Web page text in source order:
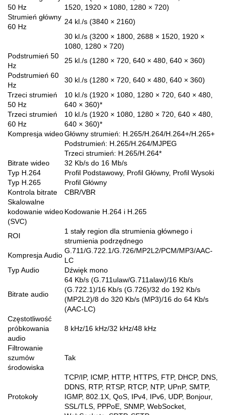
50 Hz
1520, 1920 × 1080, 1280 × 720)
Strumień główny
60 Hz
24 kl./s (3840 × 2160)
30 kl./s (3200 × 1800, 2688 × 1520, 1920 ×
1080, 1280 × 720)
Podstrumień 50
Hz
25 kl./s (1280 × 720, 640 × 480, 640 × 360)
Podstrumień 60
Hz
30 kl./s (1280 × 720, 640 × 480, 640 × 360)
Trzeci strumień
50 Hz
10 kl./s (1920 × 1080, 1280 × 720, 640 × 480,
640 × 360)*
Trzeci strumień
60 Hz
10 kl./s (1920 × 1080, 1280 × 720, 640 × 480,
640 × 360)*
Kompresja wideoGłówny strumień: H.265/H.264/H.264+/H.265+
Podstrumień: H.265/H.264/MJPEG
Trzeci strumień: H.265/H.264*
Bitrate wideo
32 Kb/s do 16 Mb/s
Typ H.264
Profil Podstawowy, Profil Główny, Profil Wysoki
Typ H.265
Profil Główny
Kontrola bitrate
CBR/VBR
Skalowalne
kodowanie wideo
(SVC)
Kodowanie H.264 i H.265
ROI
1 stały region dla strumienia głównego i
strumienia podrzędnego
Kompresja Audio
G.711/G.722.1/G.726/MP2L2/PCM/MP3/AAC-
LC
Typ Audio
Dźwięk mono
Bitrate audio
64 Kb/s (G.711ulaw/G.711alaw)/16 Kb/s
(G.722.1)/16 Kb/s (G.726)/32 do 192 Kb/s
(MP2L2)/8 do 320 Kb/s (MP3)/16 do 64 Kb/s
(AAC-LC)
Częstotliwość
próbkowania
audio
8 kHz/16 kHz/32 kHz/48 kHz
Filtrowanie
szumów
środowiska
Tak
Protokoły
TCP/IP, ICMP, HTTP, HTTPS, FTP, DHCP, DNS,
DDNS, RTP, RTSP, RTCP, NTP, UPnP, SMTP,
IGMP, 802.1X, QoS, IPv4, IPv6, UDP, Bonjour,
SSL/TLS, PPPoE, SNMP, WebSocket,